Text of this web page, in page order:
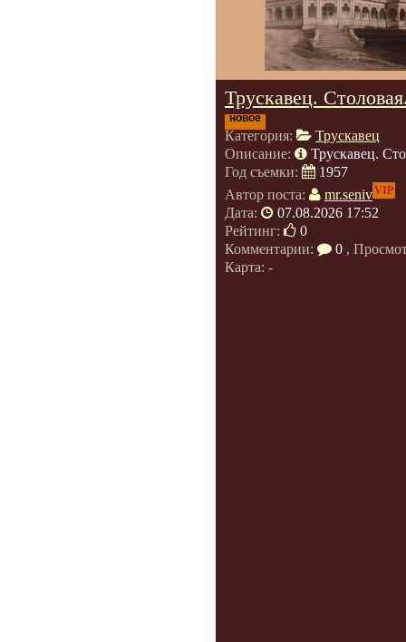
Трускавец.
новое
Категория:
Трускавец
Описание:
Трускавец.
Год съемки:
1957
Автор поста:
mr.senivVIP
Дата:
07.08.2026 17:52
Рейтинг:
0
Комментарии:
0 ,
Карта: -